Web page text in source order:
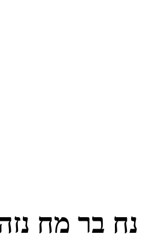
נח בר מח